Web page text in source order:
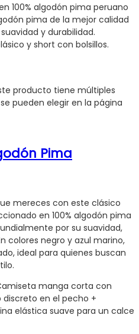
100% algodón pima peruano
pima de la mejor calidad
y durabilidad.
y short con bolsillos.
producto tiene múltiples
pueden elegir en la página
Pima
mereces con este clásico
en 100% algodón pima
por su suavidad,
colores negro y azul marino,
ideal para quienes buscan
manga corta con
discreto en el pecho +
elástica suave para un calce